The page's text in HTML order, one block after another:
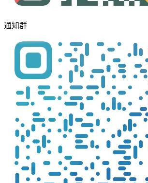
通知群